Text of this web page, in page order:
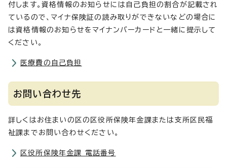
付します。資格情報のお知らせには自己負担の割合が記載され
ているので、マイナ保険証の読み取りができないなどの場合に
は資格情報のお知らせをマイナンバーカードと一緒に提示して
ください。
医療費の自己負担
お問い合わせ先
詳しくはお住まいの区の区役所保険年金課または支所区民福
祉課までお問い合わせください。
区役所保険年金課 電話番号